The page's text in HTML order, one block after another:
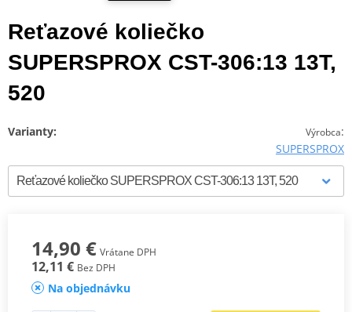
Reťazové koliečko
SUPERSPROX CST-306:13 13T,
520
Výrobca:
SUPERSPROX
Varianty:
14,90 € Vrátane DPH
12,11 € Bez DPH
Na objednávku